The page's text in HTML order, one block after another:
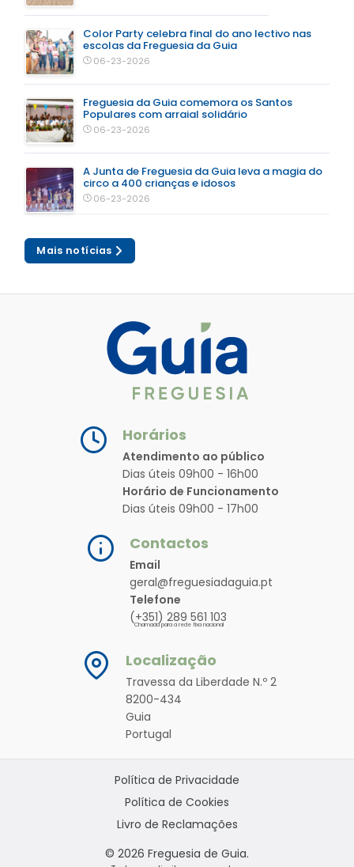
Color Party celebra final do ano lectivo nas
escolas da Freguesia da Guia
06-23-2026
Freguesia da Guia comemora os Santos
Populares com arraial solidário
06-23-2026
A Junta de Freguesia da Guia leva a magia do
circo a 400 crianças e idosos
06-23-2026
Mais notícias
Horários
Atendimento ao público
Dias úteis 09h00 - 16h00
Horário de Funcionamento
Dias úteis 09h00 - 17h00
Contactos
Email
geral@freguesiadaguia.pt
Telefone
(+351) 289 561 103
Chamada para a rede fixa nacional
Localização
Travessa da Liberdade N.º 2
8200-434
Guia
Portugal
Política de Privacidade
Política de Cookies
Livro de Reclamações
© 2026 Freguesia de Guia.